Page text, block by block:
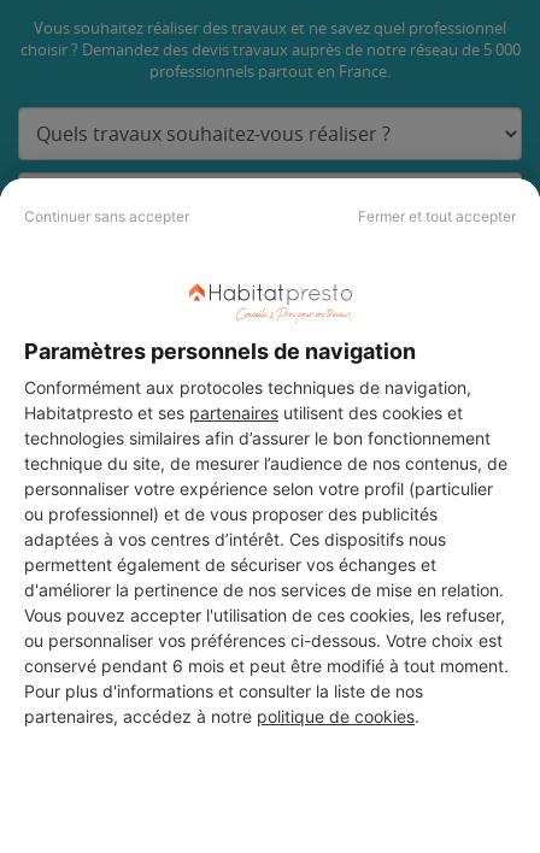
Continuer sans accepter Fermer et tout accepter
Paramètres personnels de navigation
Conformément aux protocoles techniques de navigation,
Habitatpresto et ses partenaires utilisent des cookies et
technologies similaires afin d’assurer le bon fonctionnement
technique du site, de mesurer l’audience de nos contenus, de
personnaliser votre expérience selon votre profil (particulier
ou professionnel) et de vous proposer des publicités
adaptées à vos centres d’intérêt. Ces dispositifs nous
permettent également de sécuriser vos échanges et
d'améliorer la pertinence de nos services de mise en relation.
Vous pouvez accepter l'utilisation de ces cookies, les refuser,
ou personnaliser vos préférences ci-dessous. Votre choix est
conservé pendant 6 mois et peut être modifié à tout moment.
Pour plus d'informations et consulter la liste de nos
partenaires, accédez à notre politique de cookies.
Vous souhaitez réaliser des travaux et ne savez quel professionnel
choisir ? Demandez des devis travaux auprès de notre réseau de 5 000
professionnels partout en France.
Aucun autre professionnel disponible dans cette zone
géographique.